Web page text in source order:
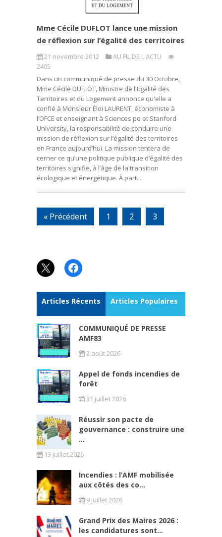
Mme Cécile DUFLOT lance une mission
de réflexion sur l’égalité des territoires
21 novembre 2012
AU FIL DE L'ACTU
2405
Dans un communiqué de presse du 30 Octobre,
Mme Cécile DUFLOT, Ministre de l'Egalité des
Territoires et du Logement annonce qu'elle a
confié à Monsieur Éloi LAURENT, économiste à
l’OFCE et enseignant à Sciences po et Stanford
University, la responsabilité de conduire une
mission de réflexion sur l’égalité des territoires
en France aujourd’hui. La mission tentera de
cerner ce qu’une politique publique d’égalité des
territoires signifie, à l’âge de la transition
écologique et énergétique. À part...
« Précédent 1 2 3
X Facebook
Articles Récents Articles Populaires
COMMUNIQUÉ DE PRESSE
AMF83
2 août 2026
Appel de fonds incendies de
forêt
31 juillet 2026
Réussir son pacte de
gouvernance : construire une
...
13 juillet 2026
Incendies : l’AMF mobilisée
aux côtés des co...
9 juillet 2026
Grand Prix des Maires 2026 :
les candidatures sont...